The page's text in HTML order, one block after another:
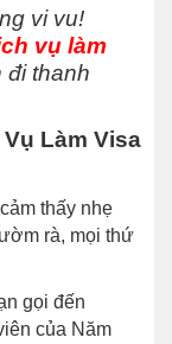
vi vu!
vụ làm
đi thanh
Làm Visa
thấy nhẹ
rà, mọi thứ
gọi đến
của Năm